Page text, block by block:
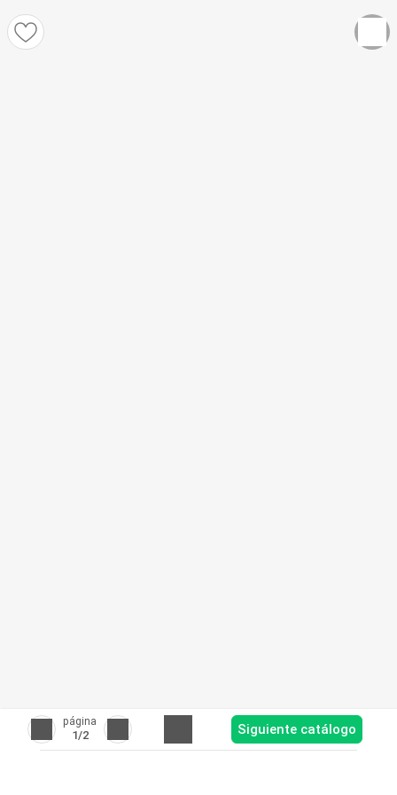
página
1/2 Siguiente catálogo